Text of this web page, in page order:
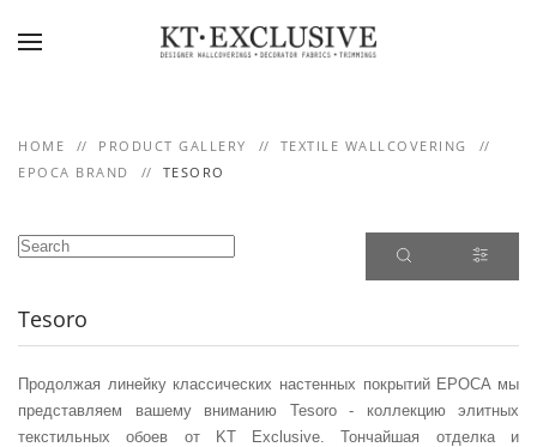
HOME PRODUCT GALLERY
TEXTILE WALLCOVERING
EPOCA BRAND
TESORO
Tesoro
Продолжая линейку классических настенных покрытий EPOCA мы
представляем вашему вниманию Tesoro - коллекцию элитных
текстильных обоев от KT Exclusive. Тончайшая отделка и